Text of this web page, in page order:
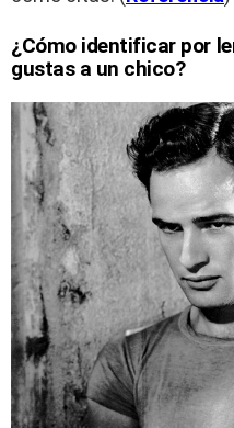
¿Cómo identificar por
gustas a un chico?